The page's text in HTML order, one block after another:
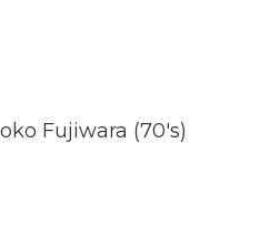
Fujiwara (70's)